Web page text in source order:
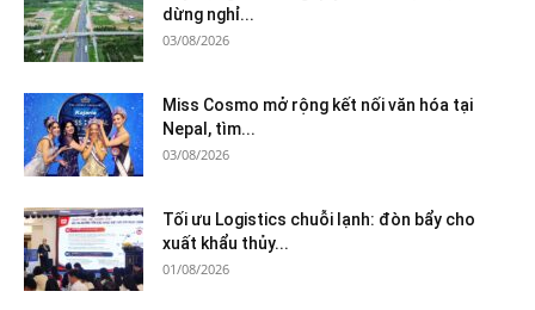
dừng nghỉ...
03/08/2026
Miss Cosmo mở rộng kết nối văn hóa tại
Nepal, tìm...
03/08/2026
Tối ưu Logistics chuỗi lạnh: đòn bẩy cho
xuất khẩu thủy...
01/08/2026